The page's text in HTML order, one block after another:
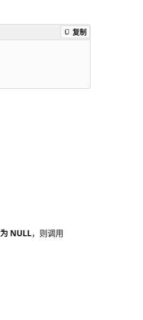
复制
为 NULL，则调用